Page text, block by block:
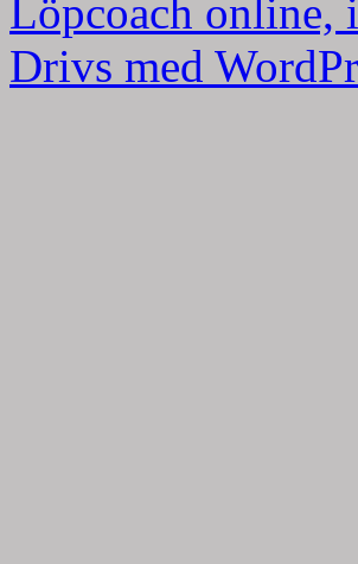
Löpcoach online,
Drivs med